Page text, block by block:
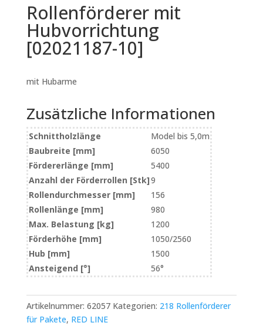
Rollenförderer mit
Hubvorrichtung
[02021187-10]
mit Hubarme
Zusätzliche Informationen
Schnittholzlänge
Model bis 5,0m
Baubreite [mm]
6050
Fördererlänge [mm]
5400
Anzahl der Förderrollen [Stk]9
Rollendurchmesser [mm]
156
Rollenlänge [mm]
980
Max. Belastung [kg]
1200
Förderhöhe [mm]
1050/2560
Hub [mm]
1500
Ansteigend [°]
56°
Artikelnummer: 62057 Kategorien: 218 Rollenförderer
für Pakete, RED LINE